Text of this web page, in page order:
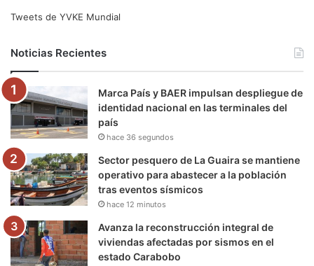
e
o
o
k
t
e
r
b
e
g
r
m
r
a
k
Tweets de YVKE Mundial
Noticias Recientes
Marca País y BAER impulsan despliegue de
identidad nacional en las terminales del
país
hace 36 segundos
Sector pesquero de La Guaira se mantiene
operativo para abastecer a la población
tras eventos sísmicos
hace 12 minutos
Avanza la reconstrucción integral de
viviendas afectadas por sismos en el
estado Carabobo